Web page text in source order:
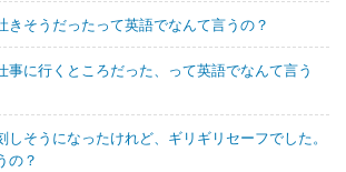
きそうだったって英語でなんて言うの？
事に行くところだった、って英語でなんて言う
そうになったけれど、ギリギリセーフでした。
の？